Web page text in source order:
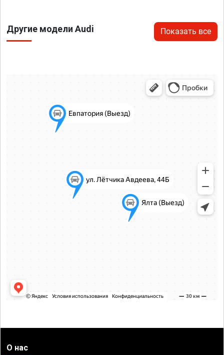
Другие модели Audi Показать все
О нас